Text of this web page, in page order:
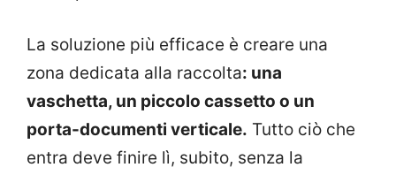
La soluzione più efficace è creare una
zona dedicata alla raccolta: una
vaschetta, un piccolo cassetto o un
porta-documenti verticale. Tutto ciò che
entra deve finire lì, subito, senza la